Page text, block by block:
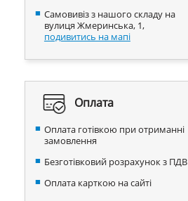
Самовивіз з нашого складу на
вулиця Жмеринська, 1,
подивитись на мапі
Оплата
Оплата готівкою при отриманні
замовлення
Безготівковий розрахунок з ПДВ
Оплата карткою на сайті